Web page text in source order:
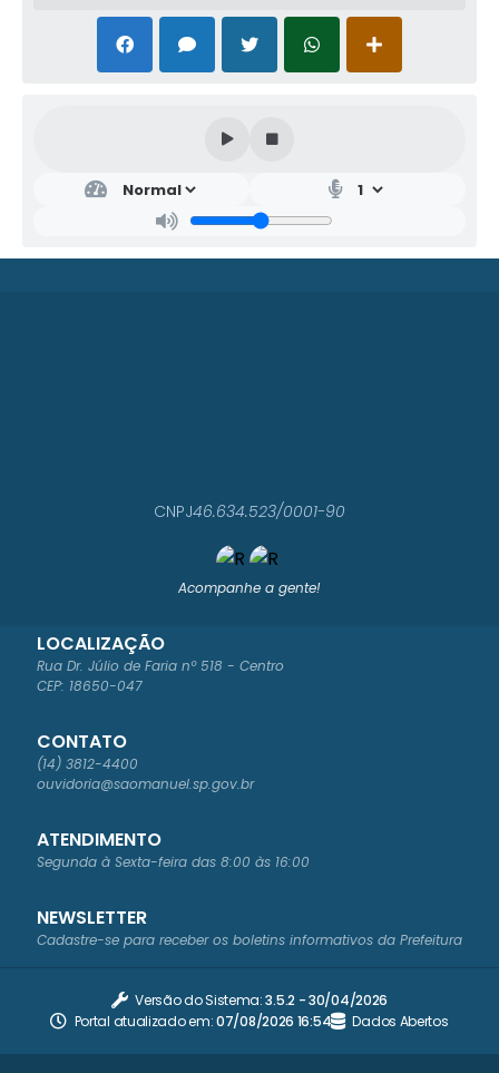
Acompanhe a gente!
LOCALIZAÇÃO
Rua Dr. Júlio de Faria nº 518 - Centro
CEP: 18650-047
CONTATO
(14) 3812-4400
ouvidoria@saomanuel.sp.gov.br
ATENDIMENTO
Segunda à Sexta-feira das 8:00 às 16:00
CNPJ46.634.523/0001-90
NEWSLETTER
Cadastre-se para receber os boletins informativos da Prefeitura
Versão do Sistema:3.5.2 - 30/04/2026
Portal atualizado em:07/08/2026 16:54 Dados Abertos